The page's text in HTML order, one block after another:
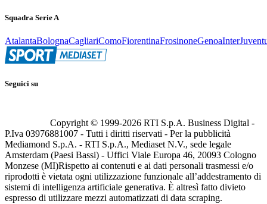
Squadra Serie A
AtalantaBolognaCagliariComoFiorentinaFrosinoneGenoaInter
Seguici su
Copyright © 1999-2026 RTI S.p.A. Business Digital -
P.Iva 03976881007 - Tutti i diritti riservati - Per la pubblicità
Mediamond S.p.A. - RTI S.p.A., Mediaset N.V., sede legale
Amsterdam (Paesi Bassi) - Uffici Viale Europa 46, 20093 Cologno
Monzese (MI)Rispetto ai contenuti e ai dati personali trasmessi e/o
riprodotti è vietata ogni utilizzazione funzionale all’addestramento di
sistemi di intelligenza artificiale generativa. È altresì fatto divieto
espresso di utilizzare mezzi automatizzati di data scraping.